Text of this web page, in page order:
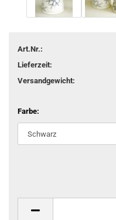
Art.Nr.:
Lieferzeit:
Versandgewicht:
Farbe: